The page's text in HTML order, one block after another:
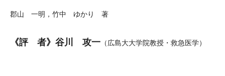
郡山 一明，竹中 ゆかり 著
《評 者》谷川 攻一 （広島大大学院教授・救急医学）